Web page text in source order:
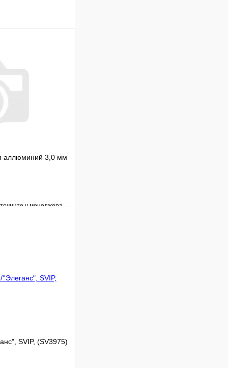
аллюминий 3,0 мм
у менеджера
SVIP, (SV3975)